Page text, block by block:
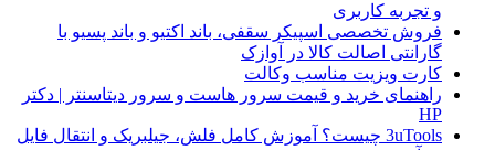
و تجربه کاربری
فروش تخصصی اسپیکر سقفی، باند اکتیو و باند پسیو با
گارانتی اصالت کالا در آوازک
کارت ویزیت مناسب وکالت
راهنمای خرید و قیمت سرور هاست و سرور دیتاسنتر | دکتر
HP
3uTools چیست؟ آموزش کامل فلش، جیلبریک و انتقال فایل